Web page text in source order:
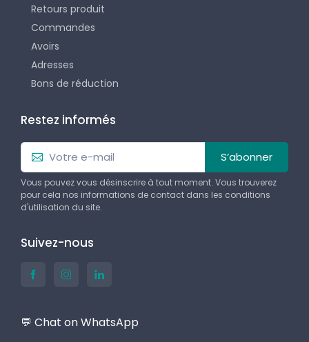
Retours produit
Commandes
Avoirs
Adresses
Bons de réduction
Restez informés
S’abonner
Vous pouvez vous désinscrire à tout moment. Vous trouverez
pour cela nos informations de contact dans les conditions
d'utilisation du site.
Suivez-nous
💬 Chat on WhatsApp